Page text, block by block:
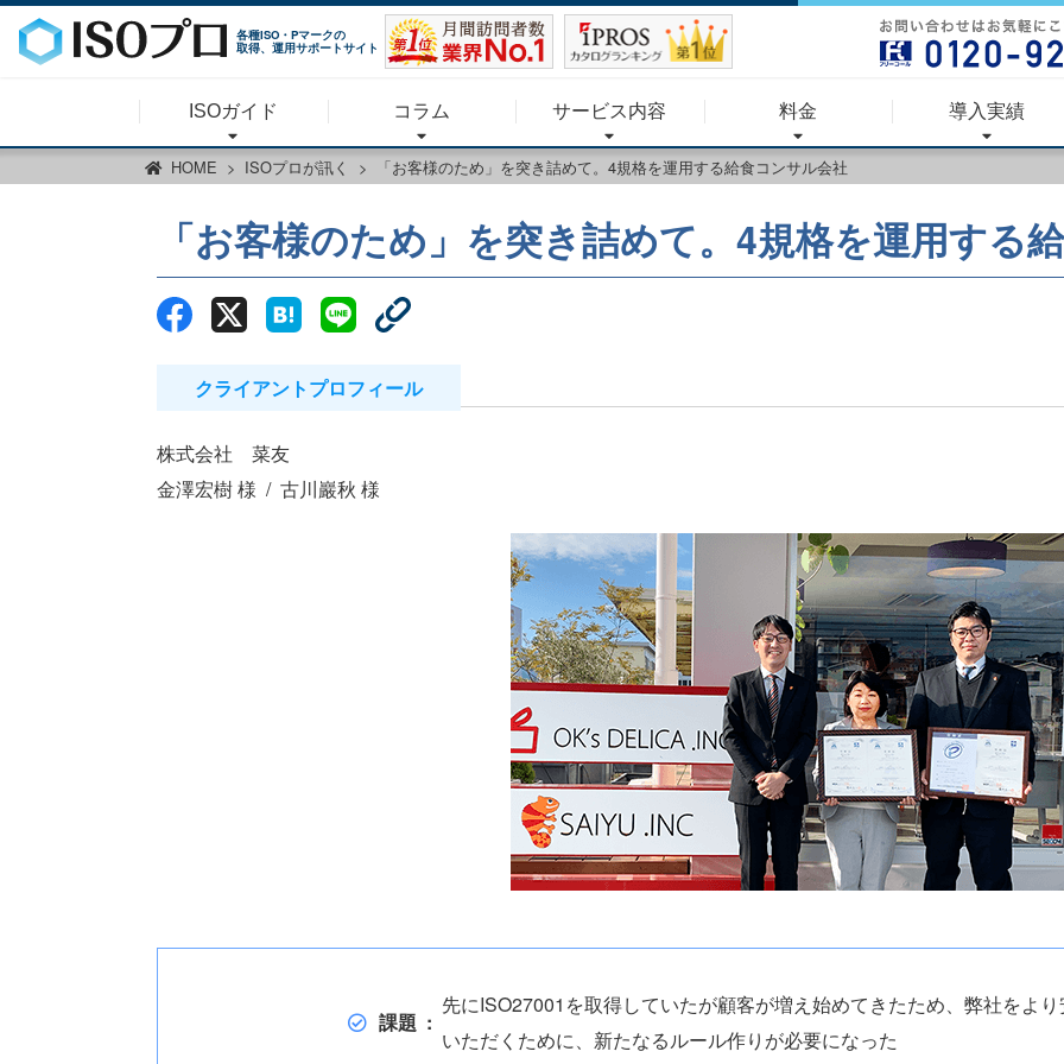
各種ISO・Pマークの
取得、運用サポートサイト
ISOガイド コラム サービス内容 料金 導入実績
HOME ISOプロが訊く 「お客様のため」を突き詰めて。4規格を運用する給食コンサル会社
「お客様のため」を突き詰めて。4規格を運用する
クライアントプロフィール
株式会社 菜友
金澤宏樹 様
古川巖秋 様
課題
先にISO27001を取得していたが顧客が増え始めてきたため、弊社をよ
いただくために、新たなるルール作りが必要になった